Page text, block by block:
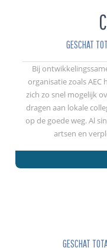
GESCHAT
Bij
organisatie zoals
zich zo snel mogelijk
dragen aan lokale
op de goede weg. Al
artsen en
GESCHAT